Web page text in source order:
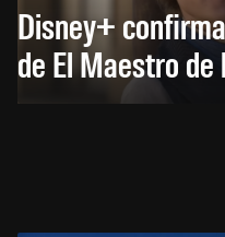
Disney+
de El Maestro de